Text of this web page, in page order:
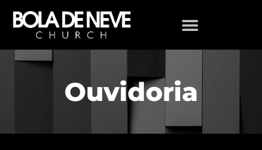
Ouvidoria